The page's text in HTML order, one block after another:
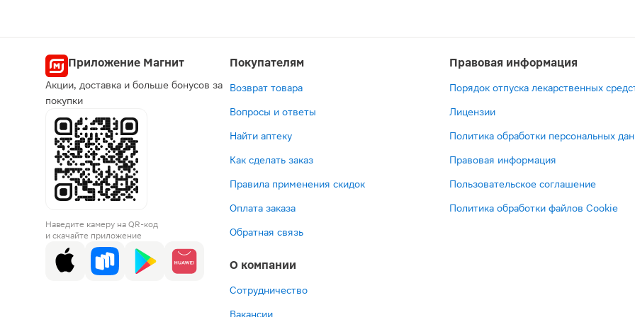
Приложение Магнит
Акции, доставка и больше бонусов за
покупки
Наведите камеру на QR-код
и скачайте приложение
Покупателям
Возврат товара
Вопросы и ответы
Найти аптеку
Как сделать заказ
Правила применения скидок
Оплата заказа
Обратная связь
О компании
Сотрудничество
Вакансии
Правовая информация
Порядок отпуска лекарственных
Лицензии
Политика обработки персональных
Правовая информация
Пользовательское соглашение
Политика обработки файлов Cookie